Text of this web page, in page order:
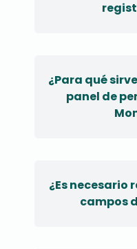
¿Para qué
panel de
¿Es necesario
campos